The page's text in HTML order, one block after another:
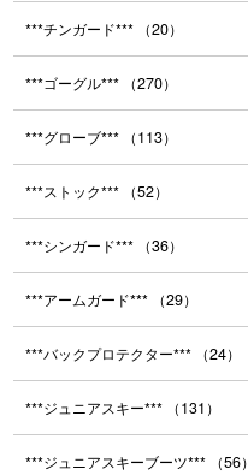
***チンガード*** （20）
***ゴーグル*** （270）
***グローブ*** （113）
***ストック*** （52）
***シンガード*** （36）
***アームガード*** （29）
***バックプロテクター*** （24）
***ジュニアスキー*** （131）
***ジュニアスキーブーツ*** （56）